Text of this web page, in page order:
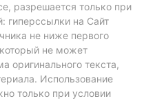
разрешается только при
гиперссылки на Сайт
не ниже первого
не может
оригинального текста,
Использование
только при условии